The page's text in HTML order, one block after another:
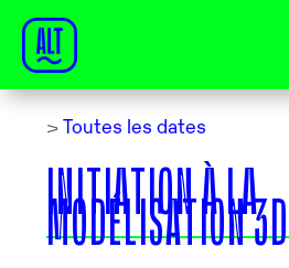
> Toutes les dates
INITIATION À LA
MODÉLISATION 3D